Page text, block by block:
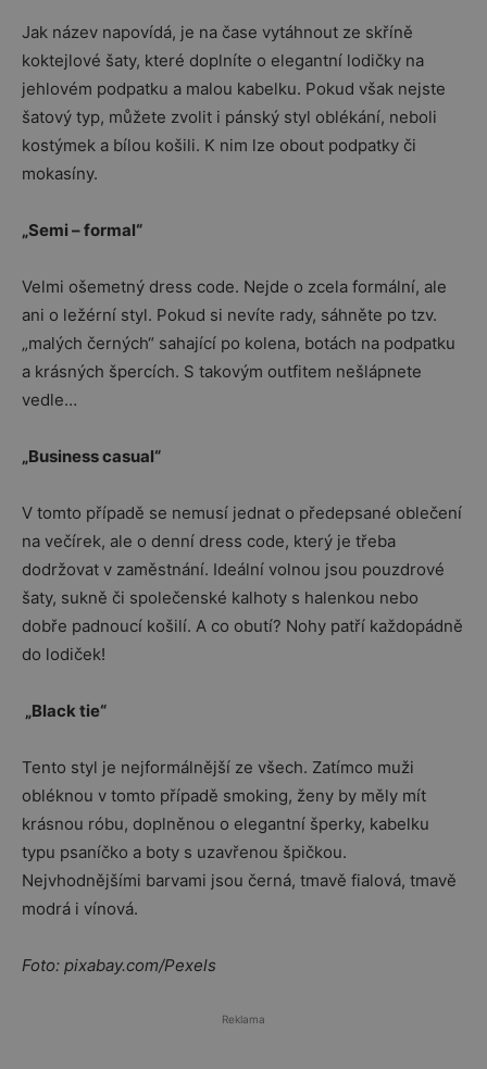
Jak název napovídá, je na čase vytáhnout ze skříně
koktejlové šaty, které doplníte o elegantní lodičky na
jehlovém podpatku a malou kabelku. Pokud však nejste
šatový typ, můžete zvolit i pánský styl oblékání, neboli
kostýmek a bílou košili. K nim lze obout podpatky či
mokasíny.
„Semi – formal“
Velmi ošemetný dress code. Nejde o zcela formální, ale
ani o ležérní styl. Pokud si nevíte rady, sáhněte po tzv.
„malých černých“ sahající po kolena, botách na podpatku
a krásných špercích. S takovým outfitem nešlápnete
vedle…
„Business casual“
V tomto případě se nemusí jednat o předepsané oblečení
na večírek, ale o denní dress code, který je třeba
dodržovat v zaměstnání. Ideální volnou jsou pouzdrové
šaty, sukně či společenské kalhoty s halenkou nebo
dobře padnoucí košilí. A co obutí? Nohy patří každopádně
do lodiček!
„Black tie“
Tento styl je nejformálnější ze všech. Zatímco muži
obléknou v tomto případě smoking, ženy by měly mít
krásnou róbu, doplněnou o elegantní šperky, kabelku
typu psaníčko a boty s uzavřenou špičkou.
Nejvhodnějšími barvami jsou černá, tmavě fialová, tmavě
modrá i vínová.
Foto: pixabay.com/Pexels
Reklama